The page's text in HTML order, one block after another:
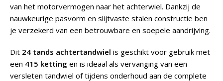
van het motorvermogen naar het achterwiel. Dankzij de
nauwkeurige pasvorm en slijtvaste stalen constructie ben
je verzekerd van een betrouwbare en soepele aandrijving.
Dit 24 tands achtertandwiel is geschikt voor gebruik met
een 415 ketting en is ideaal als vervanging van een
versleten tandwiel of tijdens onderhoud aan de complete